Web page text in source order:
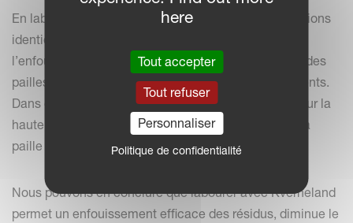
En labourant des chaumes de paille dans des conditions
identiques avec un versoir n°30 ou n°28, même si
l’enfouissement semble être le même, la répartition des
pailles au sein du profil présente des résultats différents.
Dans ce cas précis, le versoir n°30 répartit la paille sur la
hauteur du profil, tandis que le versoir n°28 enfouis la
paille en profondeur.
Nous pouvons en conclure que labourer avec Kverneland
permet un enfouissement efficace des résidus, diminue le
here
Tout accepter
Tout refuser
Personnaliser
Politique de confidentialité